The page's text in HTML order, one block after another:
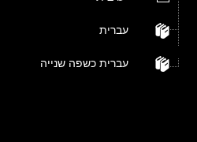
עברית
עברית כשפה שנייה